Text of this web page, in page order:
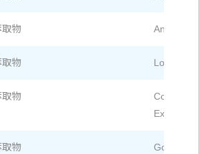
取物 Angelica
取物 Lotus
取物
Extract
取物